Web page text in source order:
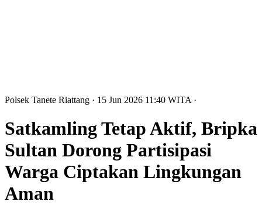
Polsek Tanete Riattang · 15 Jun 2026 11:40 WITA ·
Satkamling Tetap Aktif, Bripka
Sultan Dorong Partisipasi
Warga Ciptakan Lingkungan
Aman